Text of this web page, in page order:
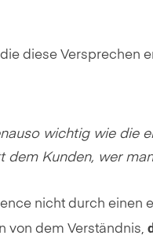
diese Versprechen
wichtig wie die
dem Kunden, wer
nicht durch einen
von dem Verständnis,